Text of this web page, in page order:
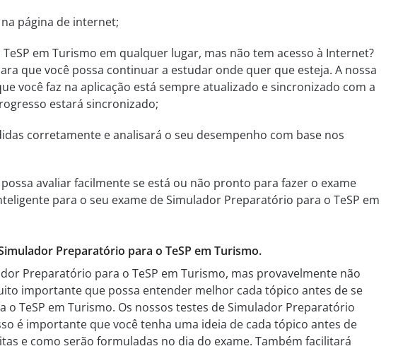
página de internet;
em Turismo em qualquer lugar, mas não tem acesso à Internet?
que você possa continuar a estudar onde quer que esteja. A nossa
você faz na aplicação está sempre atualizado e sincronizado com a
estará sincronizado;
corretamente e analisará o seu desempenho com base nos
avaliar facilmente se está ou não pronto para fazer o exame
para o seu exame de Simulador Preparatório para o TeSP em
Preparatório para o TeSP em Turismo.
Preparatório para o TeSP em Turismo, mas provavelmente não
importante que possa entender melhor cada tópico antes de se
TeSP em Turismo. Os nossos testes de Simulador Preparatório
é importante que você tenha uma ideia de cada tópico antes de
e como serão formuladas no dia do exame. Também facilitará